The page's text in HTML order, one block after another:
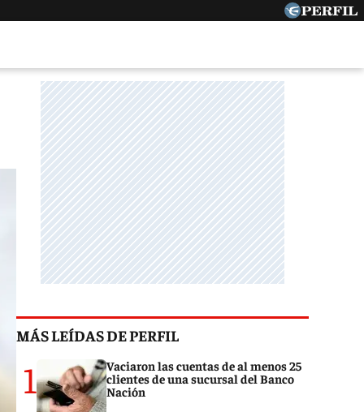
MÁS LEÍDAS DE PERFIL
1
Vaciaron las cuentas de al menos 25
clientes de una sucursal del Banco
Nación